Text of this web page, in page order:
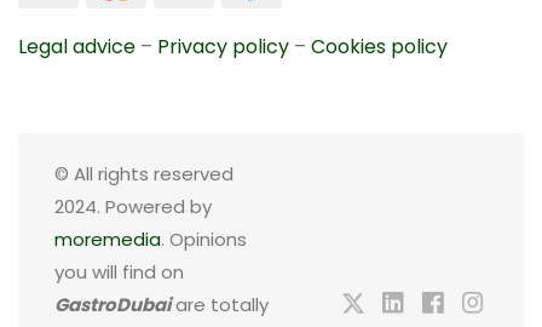
Legal advice – Privacy policy – Cookies policy
© All rights reserved
2024. Powered by
moremedia. Opinions
you will find on
GastroDubaiare totally